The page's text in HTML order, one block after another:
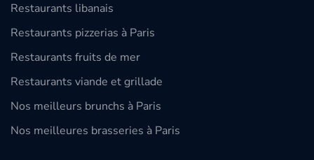
Restaurants libanais
Restaurants pizzerias à Paris
Restaurants fruits de mer
Restaurants viande et grillade
Nos meilleurs brunchs à Paris
Nos meilleures brasseries à Paris